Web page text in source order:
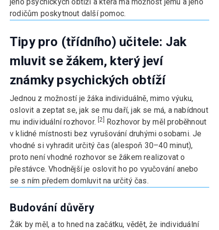
rodičům poskytnout další pomoc.
Tipy pro (třídního) učitele: Jak
mluvit se žákem, který jeví
známky psychických obtíží
Jednou z možností je žáka individuálně, mimo výuku,
oslovit a zeptat se, jak se mu daří, jak se má, a nabídnout
mu individuální rozhovor. [2]
Rozhovor by měl proběhnout
v klidné místnosti bez vyrušování druhými osobami. Je
vhodné si vyhradit určitý čas (alespoň 30–40 minut),
proto není vhodné rozhovor se žákem realizovat o
přestávce. Vhodnější je oslovit ho po vyučování anebo
se s ním předem domluvit na určitý čas.
Budování důvěry
Žák by měl, a to hned na začátku, vědět, že individuální